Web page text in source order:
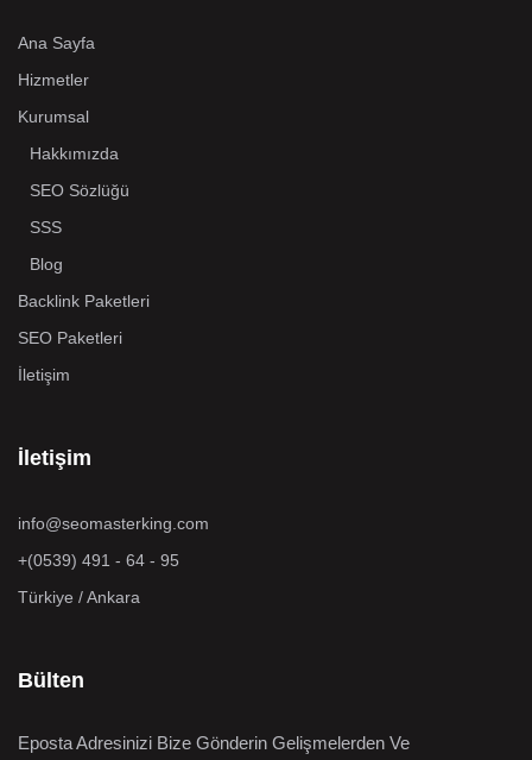
Ana Sayfa
Hizmetler
Kurumsal
Hakkımızda
SEO Sözlüğü
SSS
Blog
Backlink Paketleri
SEO Paketleri
İletişim
İletişim
info@seomasterking.com
+(0539) 491 - 64 - 95
Türkiye / Ankara
Bülten
Eposta Adresinizi Bize Gönderin Gelişmelerden Ve